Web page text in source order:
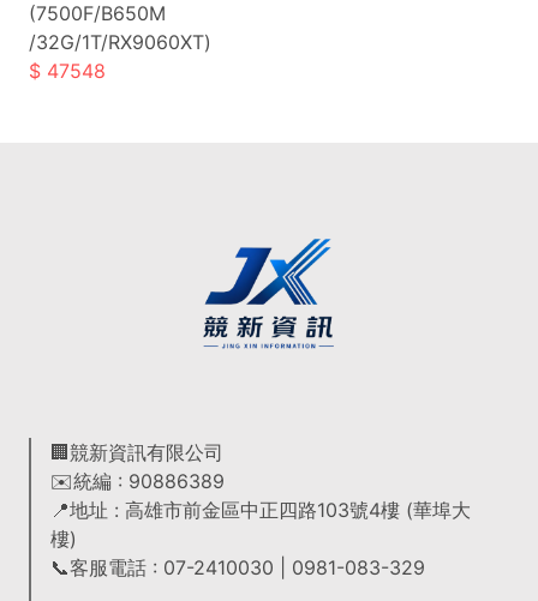
(7500F/B650M
/32G/1T/RX9060XT)
47548
🏢競新資訊有限公司
✉️統編 : 90886389
📍地址 : 高雄市前金區中正四路103號4樓 (華埠大
樓)
📞客服電話 : 07-2410030 | 0981-083-329